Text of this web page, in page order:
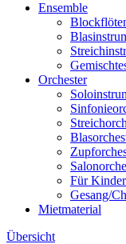
Ensemble
Orchester
Für
Gesang/
Mietmaterial
Übersicht